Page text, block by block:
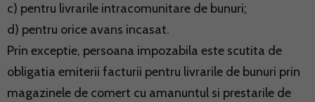
c) pentru livrarile intracomunitare de bunuri;
d) pentru orice avans incasat.
Prin exceptie, persoana impozabila este scutita de
obligatia emiterii facturii pentru livrarile de bunuri prin
magazinele de comert cu amanuntul si prestarile de